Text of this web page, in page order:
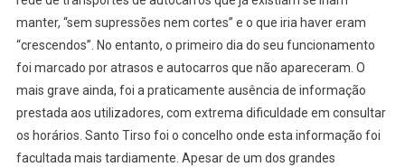
manter, “sem supressões nem cortes” e o que iria haver eram
“crescendos”. No entanto, o primeiro dia do seu funcionamento
foi marcado por atrasos e autocarros que não apareceram. O
mais grave ainda, foi a praticamente ausência de informação
prestada aos utilizadores, com extrema dificuldade em consultar
os horários. Santo Tirso foi o concelho onde esta informação foi
facultada mais tardiamente. Apesar de um dos grandes